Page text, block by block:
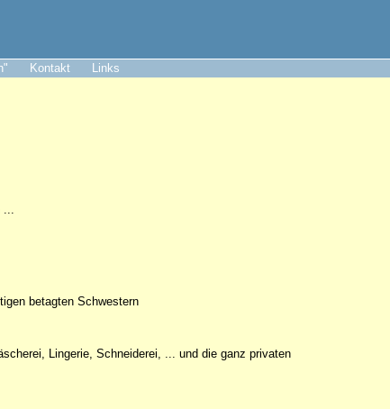
Kontakt Links
...
betagten Schwestern
Lingerie, Schneiderei, ... und die ganz privaten